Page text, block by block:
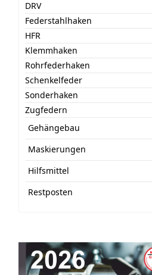
DRV
Federstahlhaken
HFR
Klemmhaken
Rohrfederhaken
Schenkelfeder
Sonderhaken
Zugfedern
Gehängebau
Maskierungen
Hilfsmittel
Restposten